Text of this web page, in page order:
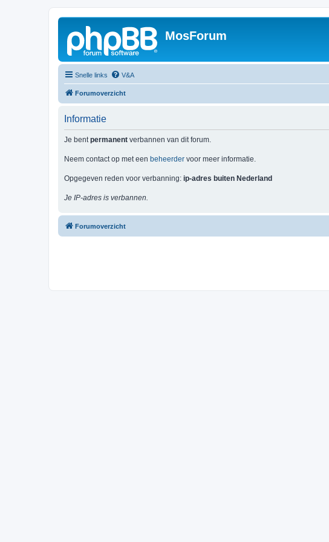
MosForum
Snelle links V&A
Forumoverzicht
Informatie
Je bentpermanent verbannen van dit forum.
Neem contact op met een beheerder voor meer informatie.
Opgegeven reden voor verbanning: ip-adres buiten Nederland
Je IP-adres is verbannen.
Forumoverzicht